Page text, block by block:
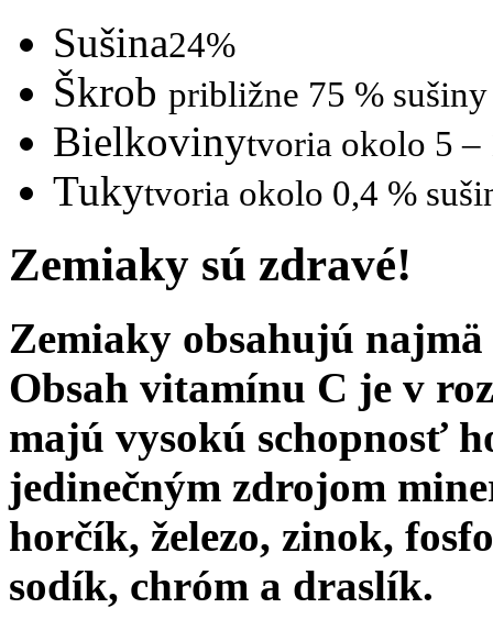
Sušina24%
Škrob približne 75 % sušiny
Bielkovinytvoria okolo 5 –
Tukytvoria okolo 0,4 %
Zemiaky sú zdravé!
Zemiaky obsahujú
Obsah vitamínu C je v
majú vysokú schopnosť
jedinečným zdrojom
horčík, železo, zinok,
sodík, chróm a draslík.